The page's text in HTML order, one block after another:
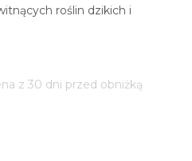
roślin dzikich i
z 30 dni przed obniżką